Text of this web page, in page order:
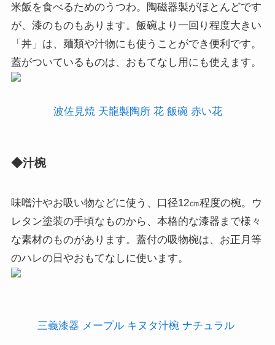
米飯を食べるためのうつわ。陶磁器製がほとんどです
が、漆のものもあります。飯碗より一回り程度大きい
「丼」は、麺類や汁物にも使うことができ便利です。
蓋がついているものは、おもてなし用にも使えます。
波佐見焼 天龍製陶所 花 飯碗 赤い花
◆汁椀
味噌汁やお吸い物などに使う、口径12㎝程度の椀。ウ
レタン塗装の手頃なものから、本格的な漆器まで様々
な素材のものがあります。蓋付の吸物椀は、お正月等
のハレの日やおもてなしに使います。
三義漆器 メープル キヌタ汁椀 ナチュラル